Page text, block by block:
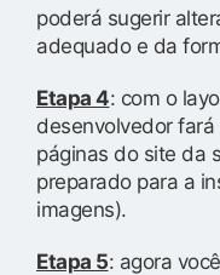
poderá sugerir
adequado e da
Etapa 4: com o
desenvolvedor
páginas do site da
preparado para a
imagens).
Etapa 5: agora